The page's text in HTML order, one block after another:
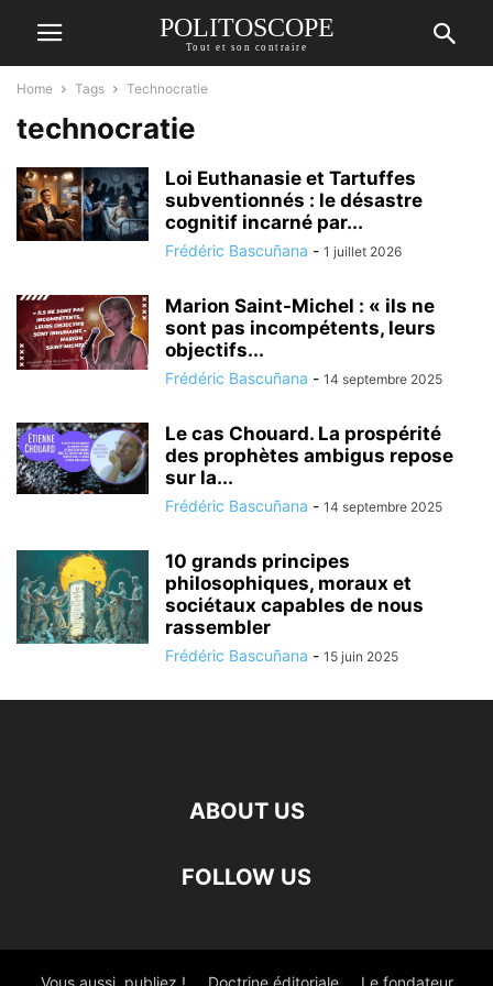
POLITOSCOPE
Tout et son contraire
Home Tags Technocratie
technocratie
Loi Euthanasie et Tartuffes
subventionnés : le désastre
cognitif incarné par...
Frédéric Bascuñana - 1 juillet 2026
Marion Saint-Michel : « ils ne
sont pas incompétents, leurs
objectifs...
Frédéric Bascuñana - 14 septembre 2025
Le cas Chouard. La prospérité
des prophètes ambigus repose
sur la...
Frédéric Bascuñana - 14 septembre 2025
10 grands principes
philosophiques, moraux et
sociétaux capables de nous
rassembler
Frédéric Bascuñana - 15 juin 2025
ABOUT US
FOLLOW US
Vous aussi, publiez ! Doctrine éditoriale Le fondateur